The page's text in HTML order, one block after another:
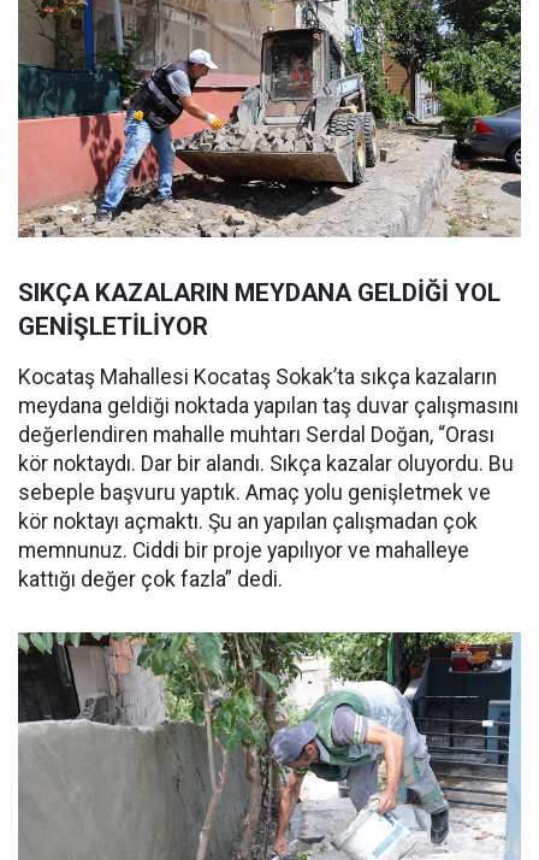
SIKÇA KAZALARIN MEYDANA GELDİĞİ YOL
GENİŞLETİLİYOR
Kocataş Mahallesi Kocataş Sokak’ta sıkça kazaların
meydana geldiği noktada yapılan taş duvar çalışmasını
değerlendiren mahalle muhtarı Serdal Doğan, “Orası
kör noktaydı. Dar bir alandı. Sıkça kazalar oluyordu. Bu
sebeple başvuru yaptık. Amaç yolu genişletmek ve
kör noktayı açmaktı. Şu an yapılan çalışmadan çok
memnunuz. Ciddi bir proje yapılıyor ve mahalleye
kattığı değer çok fazla” dedi.